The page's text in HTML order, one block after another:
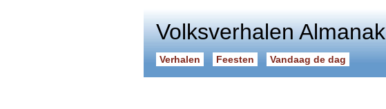
Volksverhalen Almanak
Verhalen Feesten Vandaag de dag